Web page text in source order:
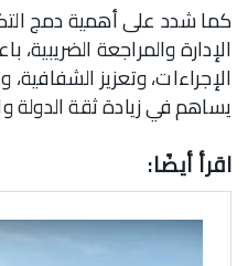
كما شدد على أهمية دمج
الإدارة والمراجعة الضريبية،
الإجراءات، وتعزيز
يساهم في زيادة ثقة الدولة
اقرأ أيضًا: